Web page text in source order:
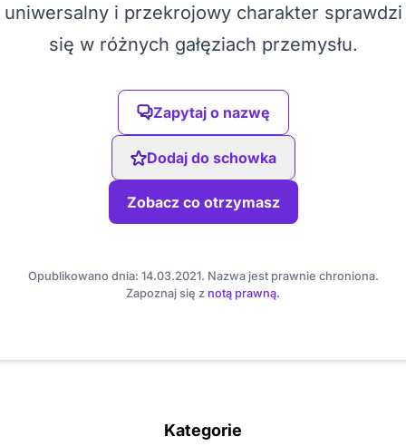
uniwersalny i przekrojowy charakter sprawdzi
się w różnych gałęziach przemysłu.
Zapytaj o nazwę
Dodaj do schowka
Zobacz co otrzymasz
Opublikowano dnia: 14.03.2021. Nazwa jest prawnie chroniona.
Zapoznaj się z notą prawną.
Kategorie